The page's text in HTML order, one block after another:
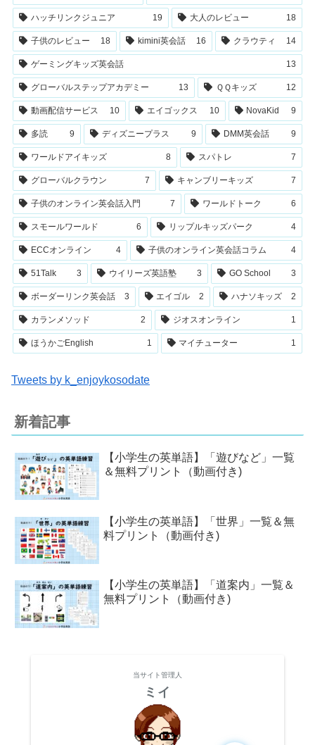
ハッチリンクジュニア 19 大人のレビュー 18
子供のレビュー 18 kimini英会話 16 クラウティ 14
ゲーミングキッズ英会話 13
グローバルステップアカデミー 13 ＱＱキッズ 12
動画配信サービス 10 エイゴックス 10 NovaKid 9
多読 9 ディズニープラス 9 DMM英会話 9
ワールドアイキッズ 8 スパトレ 7
グローバルクラウン 7 キャンブリーキッズ 7
子供のオンライン英会話入門 7 ワールドトーク 6
スモールワールド 6 リップルキッズパーク 4
ECCオンライン 4 子供のオンライン英会話コラム 4
51Talk 3 ウイリーズ英語塾 3 GO School 3
ボーダーリンク英会話 3 エイゴル 2 ハナソキッズ 2
カランメソッド 2 ジオスオンライン 1
ほうかごEnglish 1 マイチューター 1
Tweets by k_enjoykosodate
新着記事
【小学生の英単語】「遊びなど」一覧
＆無料プリント（動画付き)
【小学生の英単語】「世界」一覧＆無
料プリント（動画付き)
【小学生の英単語】「道案内」一覧＆
無料プリント（動画付き)
当サイト管理人
ミイ